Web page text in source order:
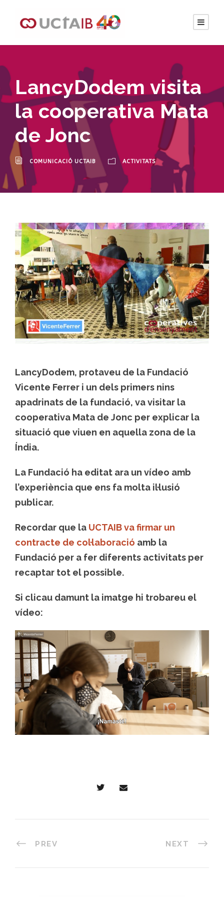
LancyDodem visita
la cooperativa Mata
de Jonc
COMUNICACIÓ UCTAIB ACTIVITATS
LancyDodem, protaveu de la Fundació
Vicente Ferrer i un dels primers nins
apadrinats de la fundació, va visitar la
cooperativa Mata de Jonc per explicar la
situació que viuen en aquella zona de la
Índia.
La Fundació ha editat ara un vídeo amb
l’experiència que ens fa molta il·lusió
publicar.
Recordar que la UCTAIB va firmar un
contracte de col·laboració amb la
Fundació per a fer diferents activitats per
recaptar tot el possible.
Si clicau damunt la imatge hi trobareu el
vídeo:
PREV NEXT